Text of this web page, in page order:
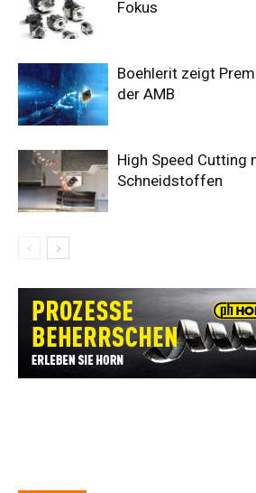
Fokus
Boehlerit zeigt
der AMB
High Speed Cutting
Schneidstoffen